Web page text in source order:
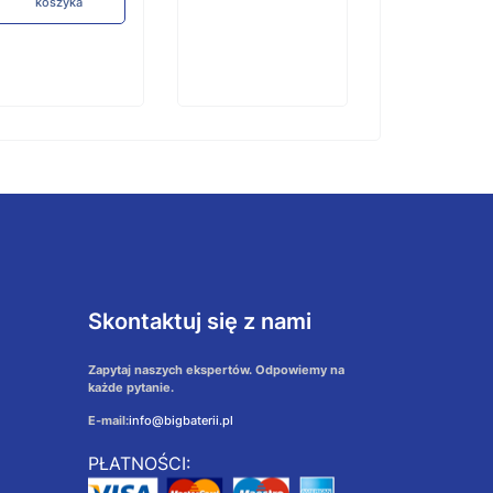
Skontaktuj się z nami
Zapytaj naszych ekspertów. Odpowiemy na
każde pytanie.
E-mail:info@bigbaterii.pl
PŁATNOŚCI: